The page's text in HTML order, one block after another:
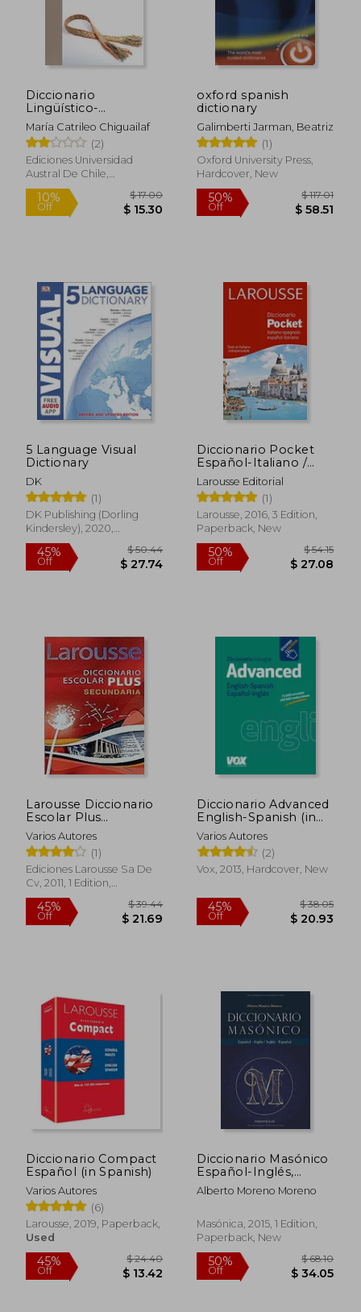
Diccionario
Lingüístico-
Etnográfico de la
Lengua Mapuche (in
Spanish)
María Catrileo Chiguailaf
(2)
Ediciones Universidad
Austral De Chile,
Paperback, New
$ 15.30
oxford spanish
dictionary
Galimberti Jarman, Beatriz
(1)
Oxford University Press,
Hardcover, New
5 Language Visual
Dictionary
DK
(1)
DK Publishing (Dorling
Kindersley), 2020,
Paperback, New
45%
Diccionario Pocket
Español-Italiano /
Italiano-Spagnolo
(Larousse - Lengua
Italiana - Diccionarios
Generales)
Larousse Editorial
(1)
Larousse, 2016, 3 Edition,
Paperback, New
50%
Off
Larousse Diccionario
Escolar Plus
Secundaria (in
Spanish)
Varios Autores
(1)
Ediciones Larousse Sa De
Cv, 2011, 1 Edition,
Paperback, New
Diccionario Advanced
English-Spanish (in
Spanish)
Varios Autores
(2)
Vox, 2013, Hardcover, New
Diccionario Compact
Español (in Spanish)
Varios Autores
(6)
Larousse, 2019, Paperback,
Used
Diccionario Masónico
Español-Inglés,
Inglés-Español (in
Spanish)
Alberto Moreno Moreno
Masónica, 2015, 1 Edition,
Paperback, New